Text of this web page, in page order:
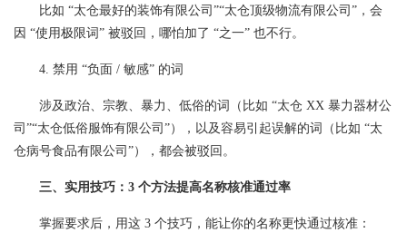
比如 “太仓最好的装饰有限公司”“太仓顶级物流有限公司”，会
因 “使用极限词” 被驳回，哪怕加了 “之一” 也不行。
4. 禁用 “负面 / 敏感” 的词
涉及政治、宗教、暴力、低俗的词（比如 “太仓 XX 暴力器材公
司”“太仓低俗服饰有限公司”），以及容易引起误解的词（比如 “太
仓病号食品有限公司”），都会被驳回。
三、实用技巧：3 个方法提高名称核准通过率
掌握要求后，用这 3 个技巧，能让你的名称更快通过核准：